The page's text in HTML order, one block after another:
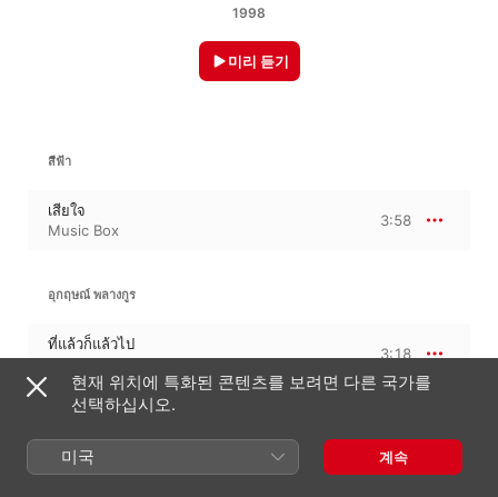
1998
미리 듣기
สีฟ้า
เสียใจ
Music Box
3:58
อุกฤษณ์ พลางกูร
ที่แล้วก็แล้วไป
Music Box
3:18
เกี่ยวก้อย
현재 위치에 특화된 콘텐츠를 보려면 다른 국가를
선택하십시오.
미국 계속